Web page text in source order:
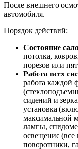
После внешнего
автомобиля.
Порядок действий:
Состояние
потолка,
порезов или
Работа всех
работа каждой
сидений и
установка
максимальной
лампы,
освещение
поворотники,